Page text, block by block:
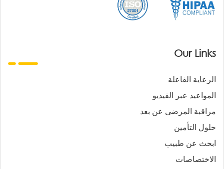
Our Links
الرعاية الفاعلة
المواعيد عبر الفيديو
مراقبة المرضى عن بعد
حلول التأمين
ابحث عن طبيب
الاختصاصات